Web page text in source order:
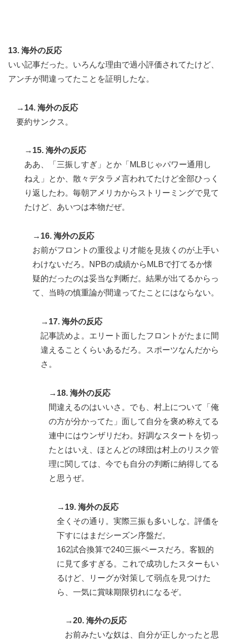
13. 海外の反応
いい記事だった。いろんな理由で過小評価されてたけど、
アンチが間違ってたことを証明したな。
→14. 海外の反応
要約サンクス。
→15. 海外の反応
ああ、「三振しすぎ」とか「MLBじゃパワー通用し
ねえ」とか、散々デタラメ言われてたけど全部ひっく
り返したわ。毎朝アメリカからストリーミングで見て
たけど、あいつは本物だぜ。
→16. 海外の反応
お前がフロントの重役より才能を見抜くのが上手い
わけないだろ。NPBの成績からMLBで打てるか懐
疑的だったのは妥当な判断だ。結果が出てるからっ
て、当時の慎重論が間違ってたことにはならない。
→17. 海外の反応
記事読めよ。エリート面したフロントがたまに間
違えることくらいあるだろ。スポーツなんだから
さ。
→18. 海外の反応
間違えるのはいいさ。でも、村上について「俺
の方が分かってた」面して自分を褒め称えてる
連中にはウンザリだわ。好調なスタートを切っ
たとはいえ、ほとんどの球団は村上のリスク管
理に関しては、今でも自分の判断に納得してる
と思うぜ。
→19. 海外の反応
全くその通り。実際三振も多いしな。評価を
下すにはまだシーズン序盤だ。
162試合換算で240三振ペースだろ。客観的
に見て多すぎる。これで成功したスターもい
るけど、リーグが対策して弱点を見つけた
ら、一気に賞味期限切れになるぞ。
→20. 海外の反応
お前みたいな奴は、自分が正しかったと思